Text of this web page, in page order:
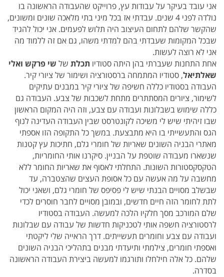
אני עובד בעיקר על עבודות עץ, פרוייקט שהעבודה הראשונה בו
נולדה לפני 4 שנים. עבדתי אז בכל מיני בתי מלאכה שונים ומשונים,
שהקשר שלהם לתחום העיצוב היה תלוש לפעמים. אני יכול להגיד
שבכל המקומות שעבדתי בהם למדתי משהו, גם אם זה ללמוד מה
אני לא רוצה לעשות.
אחת התחנות שעברתי בהן היתה סטודיו תכלת של שי פרקש ואלי
שאלתיאל, סטודיו המתמחה ברסטורציה ושימור של ציורי קיר.
העבודה בסטודיו כללה חשיפה של ציורי קיר במבנים עתיקים
לשימור, ציורים המסתתרים מתחת לשכבות של צבע. העבודה גם
כללה שימוש בשבלונות ועבודה עם צבע, וזה היה המקום הראשון
שבו זיהיתי שיש לי משיכה לקונטרסט שבין העבודה העדינה לנוף
הגס והתעשייתי בו היא מתבצעת. במשך כל התקופה הזו אספתי
מאתרי הבניה השונים שאריות של חומרי גלם, חתיכות עץ קטנות
שנשארו מעבודה שוטפת על הבניין. סיקרנו אותי החומריות,
הטקסקסטורות השונות. התחלתי לאסוף את שאריות החומר ללא
מחשבה על מה אעשה עם כל אסופת העצים שהצטברה, עד
שבשלב מסויים הבנתי שיש לי פסיפס של חומרי גלם, ושאני יכול
לתת לחומר הזה חיים חדשים, ובמובן מסויים לחבר חוסרים לכדי
שלם המורכב מסך חלקיו הלכה למעשה. העבודה בסטודיו
לרסטורציה חשפה אותי לטכניקות חדשות של עבודה עם שבלונות
ועבודה עם צבע וחומרים תעשייתים. דרך הראייה שלי ליקטתי
ואספתי חומרים, צילמתי ותיעדתי מבנים בתהליכי הבניה השונים
שלהם. כל אלה חילחלו ותורגמו למעשה ביצירת העבודה הראשונה
בסדרה.